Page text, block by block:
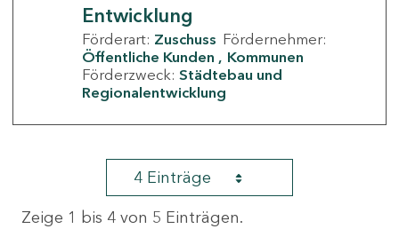
Entwicklung
Förderart: Zuschuss Fördernehmer:
Öffentliche Kunden
Kommunen
Förderzweck: Städtebau und
Regionalentwicklung
4 Einträge
Zeige 1 bis 4 von 5 Einträgen.